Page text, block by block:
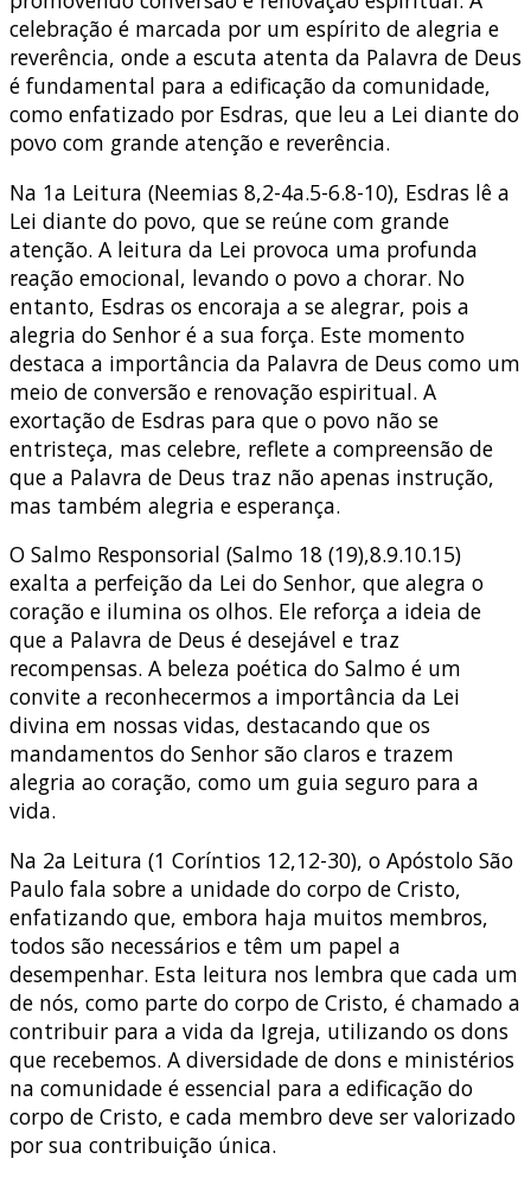
celebração é marcada por um espírito de alegria e
reverência, onde a escuta atenta da Palavra de Deus
é fundamental para a edificação da comunidade,
como enfatizado por Esdras, que leu a Lei diante do
povo com grande atenção e reverência.
Na 1a Leitura (Neemias 8,2-4a.5-6.8-10), Esdras lê a
Lei diante do povo, que se reúne com grande
atenção. A leitura da Lei provoca uma profunda
reação emocional, levando o povo a chorar. No
entanto, Esdras os encoraja a se alegrar, pois a
alegria do Senhor é a sua força. Este momento
destaca a importância da Palavra de Deus como um
meio de conversão e renovação espiritual. A
exortação de Esdras para que o povo não se
entristeça, mas celebre, reflete a compreensão de
que a Palavra de Deus traz não apenas instrução,
mas também alegria e esperança.
O Salmo Responsorial (Salmo 18 (19),8.9.10.15)
exalta a perfeição da Lei do Senhor, que alegra o
coração e ilumina os olhos. Ele reforça a ideia de
que a Palavra de Deus é desejável e traz
recompensas. A beleza poética do Salmo é um
convite a reconhecermos a importância da Lei
divina em nossas vidas, destacando que os
mandamentos do Senhor são claros e trazem
alegria ao coração, como um guia seguro para a
vida.
Na 2a Leitura (1 Coríntios 12,12-30), o Apóstolo São
Paulo fala sobre a unidade do corpo de Cristo,
enfatizando que, embora haja muitos membros,
todos são necessários e têm um papel a
desempenhar. Esta leitura nos lembra que cada um
de nós, como parte do corpo de Cristo, é chamado a
contribuir para a vida da Igreja, utilizando os dons
que recebemos. A diversidade de dons e ministérios
na comunidade é essencial para a edificação do
corpo de Cristo, e cada membro deve ser valorizado
por sua contribuição única.